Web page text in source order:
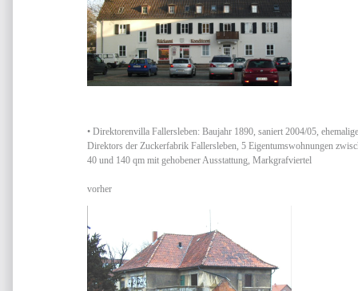
• Direktorenvilla Fallersleben: Baujahr 1890, saniert 2004/05,
Direktors der Zuckerfabrik Fallersleben, 5 Eigentumswohnungen
40 und 140 qm mit gehobener Ausstattung, Markgrafviertel
vorher